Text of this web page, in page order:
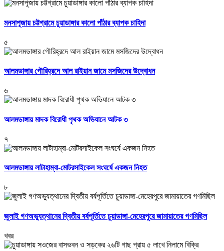
মনসাপূজায় চট্টগ্রামে চুয়াডাঙ্গার কালো পাঁঠার ব্যাপক চাহিদা
৫
আলমডাঙ্গার গৌরিহ্রদে আল রাইয়ান জামে মসজিদের উদ্বোধন
৬
আলমডাঙ্গায় মাদক বিরোধী পৃথক অভিযানে আটক ৩
৭
আলমডাঙ্গায় লাটাহাম্বা-মোটরসাইকেল সংঘর্ষে একজন নিহত
৮
জুলাই গণঅভ্যুত্থানের দ্বিতীয় বর্ষপূর্তিতে চুয়াডাঙ্গা-মেহেরপুরে জামায়াতের গণমিছিল
খবর